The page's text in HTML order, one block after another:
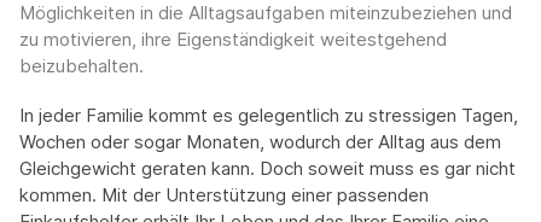
Möglichkeiten in die Alltagsaufgaben miteinzubeziehen und
zu motivieren, ihre Eigenständigkeit weitestgehend
beizubehalten.
In jeder Familie kommt es gelegentlich zu stressigen Tagen,
Wochen oder sogar Monaten, wodurch der Alltag aus dem
Gleichgewicht geraten kann. Doch soweit muss es gar nicht
kommen. Mit der Unterstützung einer passenden